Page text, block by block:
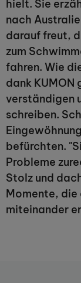
hielt. Sie
nach
darauf freut,
zum
fahren. Wie
dank KUMON
verständigen
schreiben.
befürchten.
Probleme
Stolz und
Momente, die
miteinander